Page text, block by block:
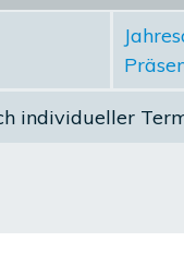
individueller